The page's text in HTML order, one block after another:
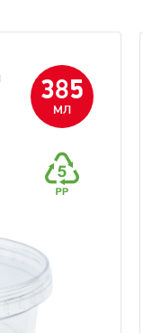
385
мл